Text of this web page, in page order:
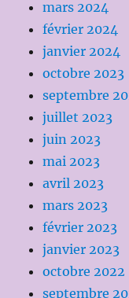
mars 2024
février 2024
janvier 2024
octobre 2023
septembre
juillet 2023
juin 2023
mai 2023
avril 2023
mars 2023
février 2023
janvier 2023
octobre 2022
septembre